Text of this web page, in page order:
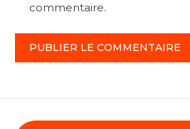
commentaire.